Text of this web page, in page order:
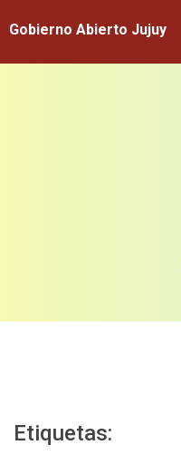
Gobierno Abierto Jujuy
Etiquetas: